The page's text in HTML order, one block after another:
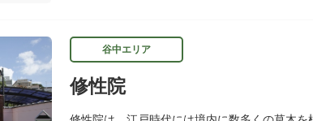
谷中エリア
修性院